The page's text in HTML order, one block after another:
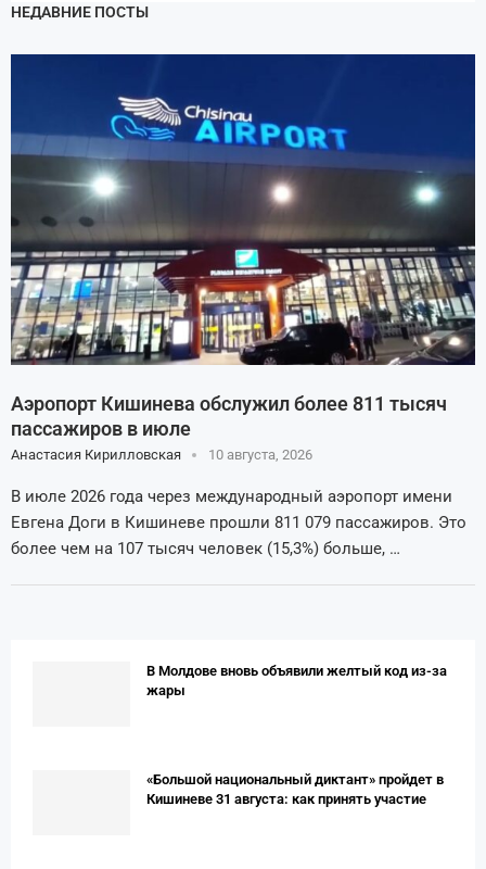
НЕДАВНИЕ ПОСТЫ
Аэропорт Кишинева обслужил более 811 тысяч
пассажиров в июле
Анастасия Кирилловская 10 августа, 2026
В июле 2026 года через международный аэропорт имени
Евгена Доги в Кишиневе прошли 811 079 пассажиров. Это
более чем на 107 тысяч человек (15,3%) больше, …
В Молдове вновь объявили желтый код из-за
жары
«Большой национальный диктант» пройдет в
Кишиневе 31 августа: как принять участие